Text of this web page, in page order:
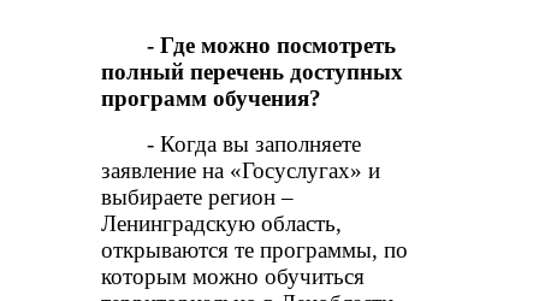
- Где можно посмотреть
полный перечень доступных
программ обучения?
- Когда вы заполняете
заявление на «Госуслугах» и
выбираете регион –
Ленинградскую область,
открываются те программы, по
которым можно обучиться